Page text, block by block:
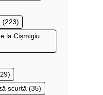
(223)
la Cișmigiu
scurtă (35)